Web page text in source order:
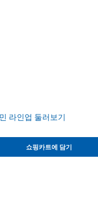
라인업 둘러보기
쇼핑카트에 담기